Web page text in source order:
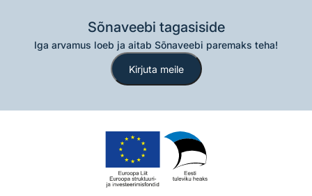
Sõnaveebi tagasiside
Iga arvamus loeb ja aitab Sõnaveebi paremaks teha!
Kirjuta meile